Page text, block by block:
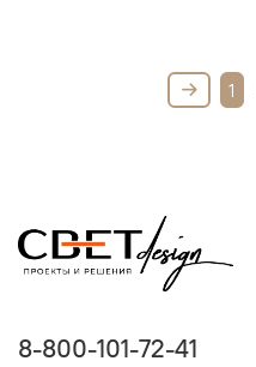
1
8-800-101-72-41